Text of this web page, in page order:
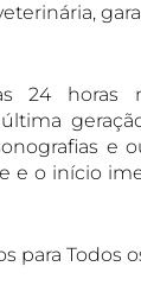
24
e
e o início
para Todos